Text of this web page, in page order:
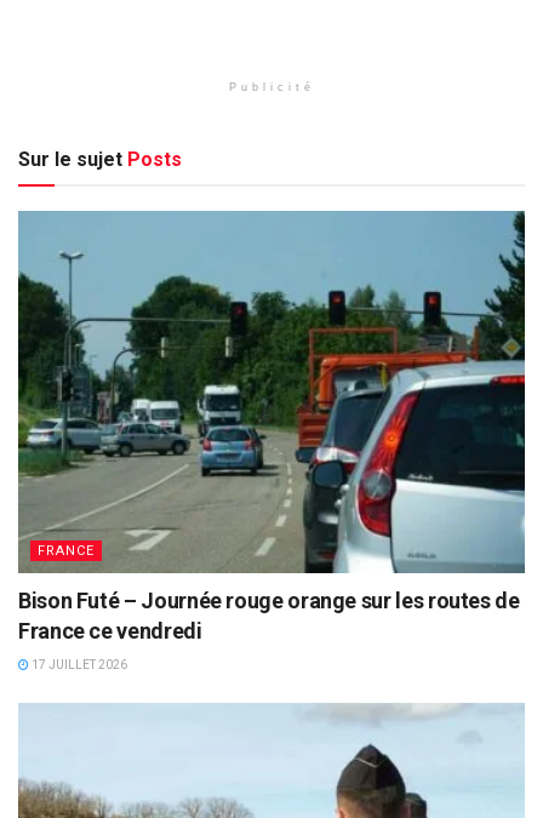
Publicité
Sur le sujet Posts
FRANCE
Bison Futé – Journée rouge orange sur les routes de
France ce vendredi
17 JUILLET 2026